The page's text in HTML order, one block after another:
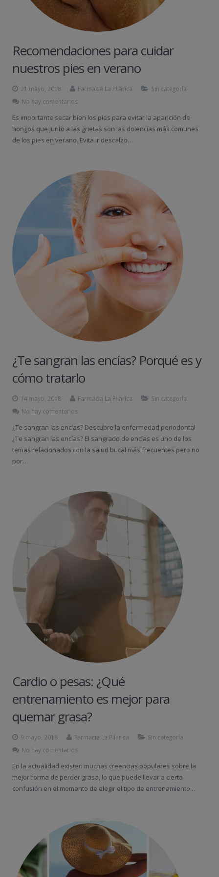
Recomendaciones para cuidar
nuestros pies en verano
21 mayo, 2018 Farmacia La Pilarica
Sin categoría
No hay comentarios
Es importante secar bien los pies para evitar la aparición de
hongos que junto a las grietas son las dolencias más comunes
de los pies en verano. Evita ir descalzo…
¿Te sangran las encías? Porqué es y
cómo tratarlo
14 mayo, 2018 Farmacia La Pilarica
Sin categoría
No hay comentarios
¿Te sangran las encías? Descubre la enfermedad periodontal
¿Te sangran las encías? El sangrado de encías es uno de los
temas relacionados con la salud bucal más frecuentes pero no
por…
Cardio o pesas: ¿Qué
entrenamiento es mejor para
quemar grasa?
9 mayo, 2018 Farmacia La Pilarica
Sin categoría
No hay comentarios
En la actualidad existen muchas creencias populares sobre la
mejor forma de perder grasa, lo que puede llevar a cierta
confusión en el momento de elegir el tipo de entrenamiento…